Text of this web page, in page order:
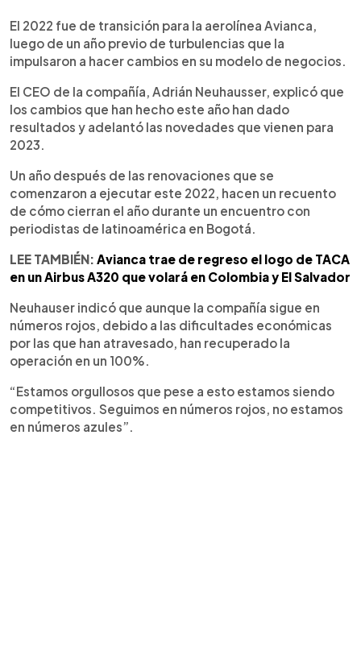
► Escuchar artículo
El 2022 fue de transición para la aerolínea Avianca,
luego de un año previo de turbulencias que la
impulsaron a hacer cambios en su modelo de negocios.
El CEO de la compañía, Adrián Neuhausser, explicó que
los cambios que han hecho este año han dado
resultados y adelantó las novedades que vienen para
2023.
Un año después de las renovaciones que se
comenzaron a ejecutar este 2022, hacen un recuento
de cómo cierran el año durante un encuentro con
periodistas de latinoamérica en Bogotá.
LEE TAMBIÉN: Avianca trae de regreso el logo de TACA
en un Airbus A320 que volará en Colombia y El Salvador
Neuhauser indicó que aunque la compañía sigue en
números rojos, debido a las dificultades económicas
por las que han atravesado, han recuperado la
operación en un 100%.
“Estamos orgullosos que pese a esto estamos siendo
competitivos. Seguimos en números rojos, no estamos
en números azules”.